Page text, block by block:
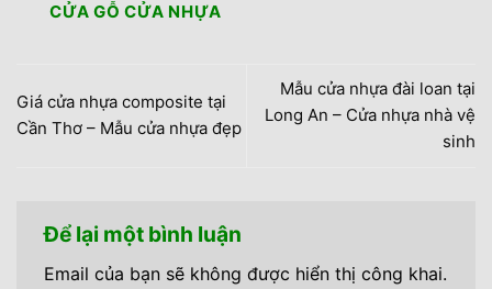
CỬA GỖ CỬA NHỰA
Giá cửa nhựa composite tại
Cần Thơ – Mẫu cửa nhựa đẹp
Mẫu cửa nhựa đài loan tại
Long An – Cửa nhựa nhà vệ
sinh
Để lại một bình luận
Email của bạn sẽ không được hiển thị công khai.